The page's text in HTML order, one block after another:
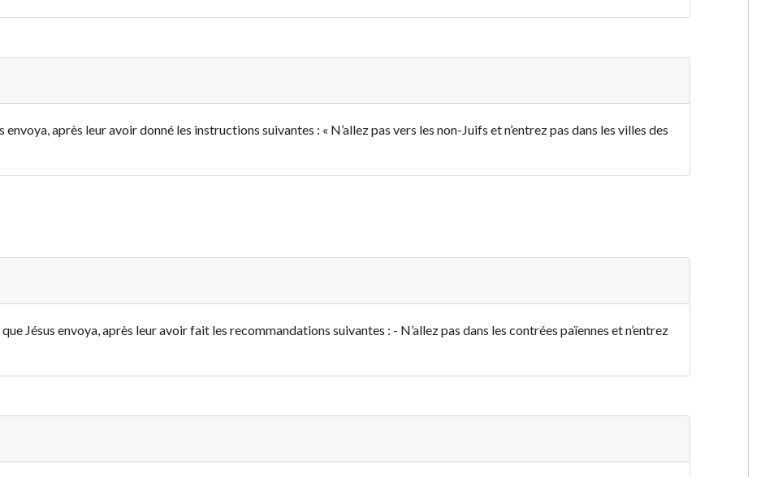
envoya, après leur avoir donné les instructions suivantes : « N’allez pas vers les non-Juifs et n’entrez pas dans les villes des
Jésus envoya, après leur avoir fait les recommandations suivantes : - N’allez pas dans les contrées païennes et n’entrez